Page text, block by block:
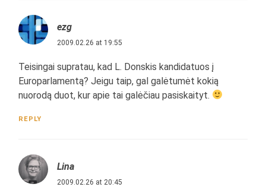
ezg
2009.02.26 at 19:55
Teisingai supratau, kad L. Donskis kandidatuos į
Europarlamentą? Jeigu taip, gal galėtumėt kokią
nuorodą duot, kur apie tai galėčiau pasiskaityt.
REPLY
Lina
2009.02.26 at 20:45